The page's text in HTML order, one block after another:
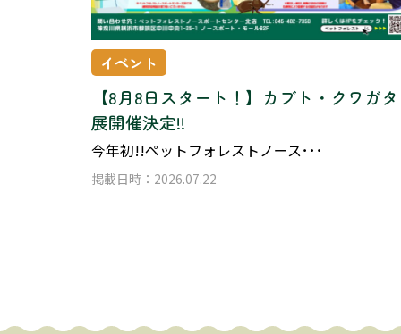
イベント
【8月8日スタート！】カブト・クワガタ
展開催決定!!
今年初!!ペットフォレストノース･･･
掲載日時：2026.07.22